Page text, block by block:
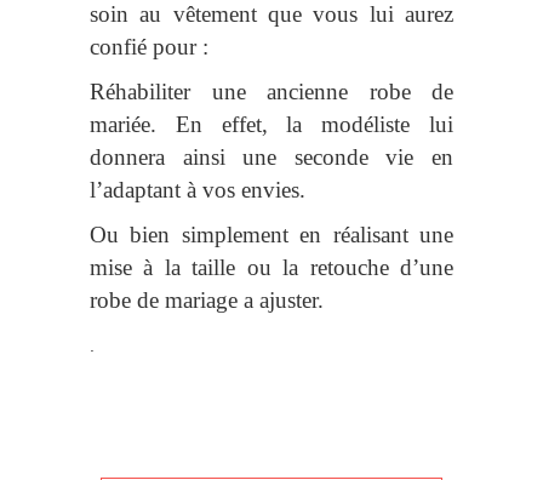
soin au vêtement que vous lui aurez
confié pour :
Réhabiliter une ancienne robe de
mariée. En effet, la modéliste lui
donnera ainsi une seconde vie en
l’adaptant à vos envies.
Ou bien simplement en réalisant une
mise à la taille ou la retouche d’une
robe de mariage a ajuster.
.